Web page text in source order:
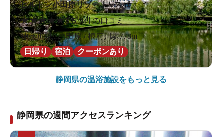
ヒルトン小田原リゾート&スパ
★★★★★3.521件の口コミ
神奈川県 / 小田原 / 根府川駅778m
日帰り
宿泊 クーポンあり
静岡県の温浴施設をもっと見る
静岡県の週間アクセスランキング